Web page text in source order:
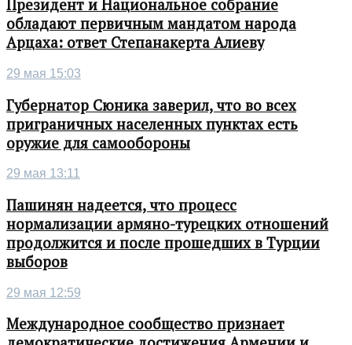
Президент и Национальное собрание
обладают первичным мандатом народа
Арцаха: ответ Степанакерта Алиеву
29 мая 15:03
Губернатор Сюника заверил, что во всех
приграничных населенных пунктах есть
оружие для самообороны
29 мая 13:11
Пашинян надеется, что процесс
нормализации армяно-турецких отношений
продолжится и после прошедших в Турции
выборов
29 мая 12:59
Международное сообщество признает